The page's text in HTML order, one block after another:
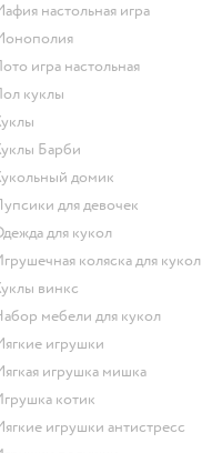
Мафия настольная игра
Монополия
Лото игра настольная
Лол куклы
Куклы
Куклы Барби
Кукольный домик
Пупсики для девочек
Одежда для кукол
Игрушечная коляска для кукол
Куклы винкс
Набор мебели для кукол
Мягкие игрушки
Мягкая игрушка мишка
Игрушка котик
Мягкие игрушки антистресс